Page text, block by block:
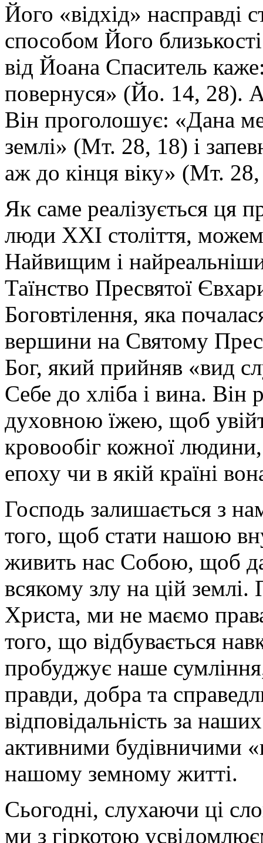
Його «відхід» насправді
способом Його
від Йоана Спаситель
повернуся» (Йо. 14, 28). А
Він проголошує: «Дана
землі» (Мт. 28, 18) і
аж до кінця віку» (Мт.
Як саме реалізується ця
люди XXI століття,
Найвищим і
Таїнство Пресвятої
Боговтілення, яка
вершини на Святому
Бог, який прийняв «вид
Себе до хліба і вина. Він
духовною їжею, щоб
кровообіг кожної
епоху чи в якій країні
Господь залишається з
того, щоб стати нашою
живить нас Собою, щоб
всякому злу на цій
Христа, ми не маємо
того, що відбувається
пробуджує наше
правди, добра та
відповідальність за
активними будівничими
нашому земному житті.
Сьогодні, слухаючи ці
ми з гіркотою